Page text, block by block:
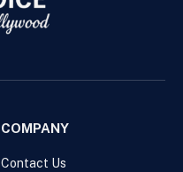
COMPANY
Contact Us